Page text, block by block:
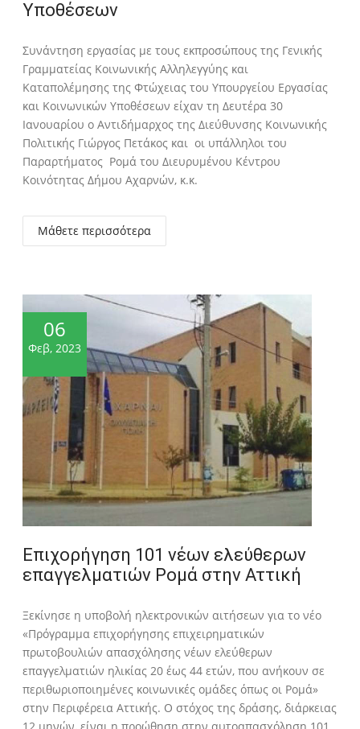
Υποθέσεων
Συνάντηση εργασίας με τους εκπροσώπους της Γενικής
Γραμματείας Κοινωνικής Αλληλεγγύης και
Καταπολέμησης της Φτώχειας του Υπουργείου Εργασίας
και Κοινωνικών Υποθέσεων είχαν τη Δευτέρα 30
Ιανουαρίου ο Αντιδήμαρχος της Διεύθυνσης Κοινωνικής
Πολιτικής Γιώργος Πετάκος και οι υπάλληλοι του
Παραρτήματος Ρομά του Διευρυμένου Κέντρου
Κοινότητας Δήμου Αχαρνών, κ.κ.
Μάθετε περισσότερα
06
Φεβ, 2023
Επιχορήγηση 101 νέων ελεύθερων
επαγγελματιών Ρομά στην Αττική
Ξεκίνησε η υποβολή ηλεκτρονικών αιτήσεων για το νέο
«Πρόγραμμα επιχορήγησης επιχειρηματικών
πρωτοβουλιών απασχόλησης νέων ελεύθερων
επαγγελματιών ηλικίας 20 έως 44 ετών, που ανήκουν σε
περιθωριοποιημένες κοινωνικές ομάδες όπως οι Ρομά»
στην Περιφέρεια Αττικής. Ο στόχος της δράσης, διάρκειας